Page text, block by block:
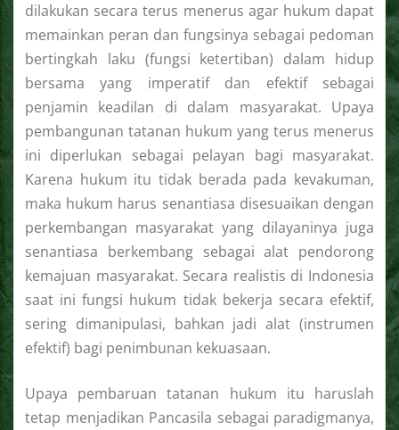
dilakukan secara terus menerus agar hukum dapat
memainkan peran dan fungsinya sebagai pedoman
bertingkah laku (fungsi ketertiban) dalam hidup
bersama yang imperatif dan efektif sebagai
penjamin keadilan di dalam masyarakat. Upaya
pembangunan tatanan hukum yang terus menerus
ini diperlukan sebagai pelayan bagi masyarakat.
Karena hukum itu tidak berada pada kevakuman,
maka hukum harus senantiasa disesuaikan dengan
perkembangan masyarakat yang dilayaninya juga
senantiasa berkembang sebagai alat pendorong
kemajuan masyarakat. Secara realistis di Indonesia
saat ini fungsi hukum tidak bekerja secara efektif,
sering dimanipulasi, bahkan jadi alat (instrumen
efektif) bagi penimbunan kekuasaan.
Upaya pembaruan tatanan hukum itu haruslah
tetap menjadikan Pancasila sebagai paradigmanya,